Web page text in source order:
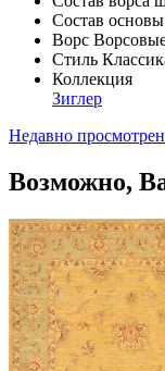
Состав основы
Ворс
Стиль
Коллекция
Зиглер
Недавно
Возможно,